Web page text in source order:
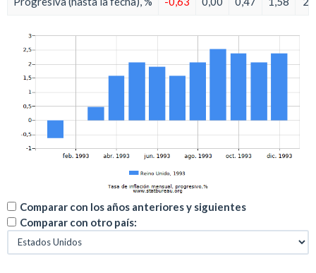
Comparar con los años anteriores y siguientes
Comparar con otro país: